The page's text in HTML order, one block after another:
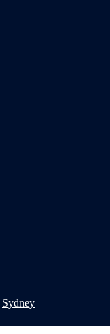
Sydney